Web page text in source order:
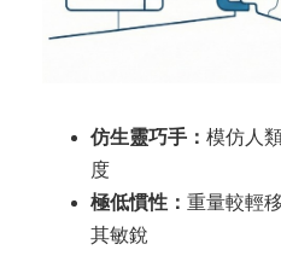
仿生靈巧手： 模仿人
度
極低慣性： 重量較輕
其敏銳